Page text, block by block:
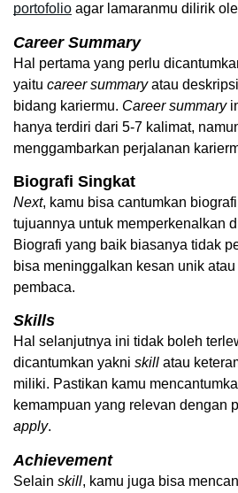
portofolio agar lamaranmu dilirik
Career Summary
Hal pertama yang perlu
yaitu career summary atau
bidang kariermu. Career summary
hanya terdiri dari 5-7 kalimat,
menggambarkan perjalanan
Biografi Singkat
Next, kamu bisa cantumkan
tujuannya untuk memperkenalkan
Biografi yang baik biasanya tidak
bisa meninggalkan kesan unik
pembaca.
Skills
Hal selanjutnya ini tidak boleh
dicantumkan yakni skill atau
miliki. Pastikan kamu
kemampuan yang relevan dengan
apply.
Achievement
Selain skill, kamu juga bisa